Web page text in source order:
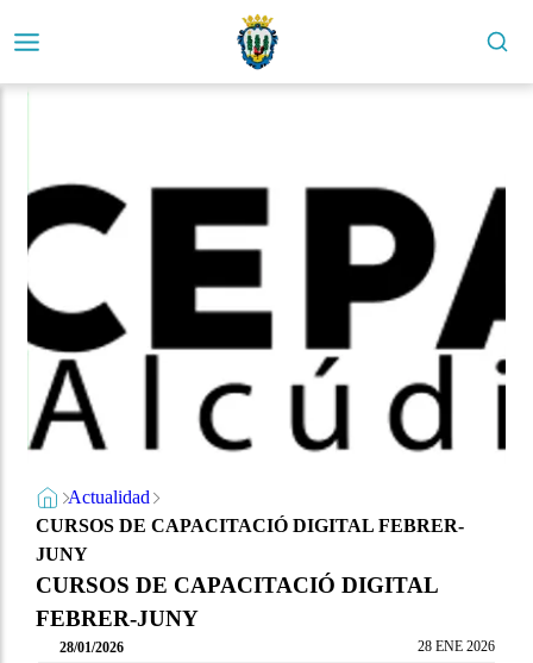
Actualidad
CURSOS DE CAPACITACIÓ DIGITAL FEBRER-
JUNY
CURSOS DE CAPACITACIÓ DIGITAL
FEBRER-JUNY
28/01/2026 28 ENE 2026